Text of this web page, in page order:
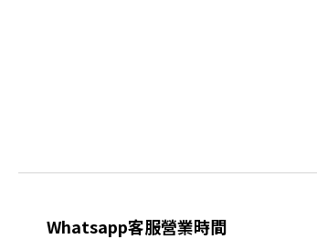
Whatsapp客服營業時間